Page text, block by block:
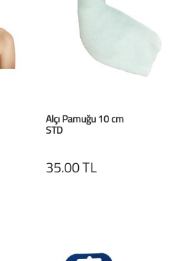
Alçı Pamuğu 10 cm
STD
35.00 TL